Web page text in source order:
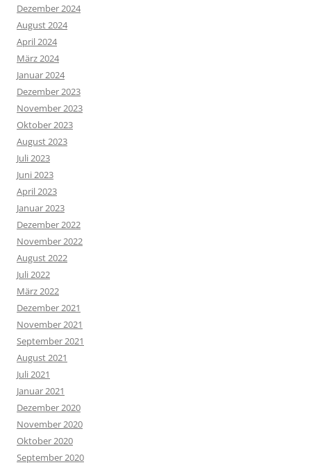
Dezember 2024
August 2024
April 2024
März 2024
Januar 2024
Dezember 2023
November 2023
Oktober 2023
August 2023
Juli 2023
Juni 2023
April 2023
Januar 2023
Dezember 2022
November 2022
August 2022
Juli 2022
März 2022
Dezember 2021
November 2021
September 2021
August 2021
Juli 2021
Januar 2021
Dezember 2020
November 2020
Oktober 2020
September 2020